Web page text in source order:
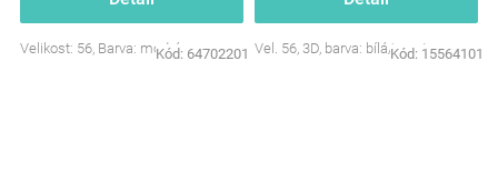
Velikost: 56, Barva: modrá
Kód: 64702201 Vel. 56, 3D, barva: bílá/smetana
Kód: 15564101